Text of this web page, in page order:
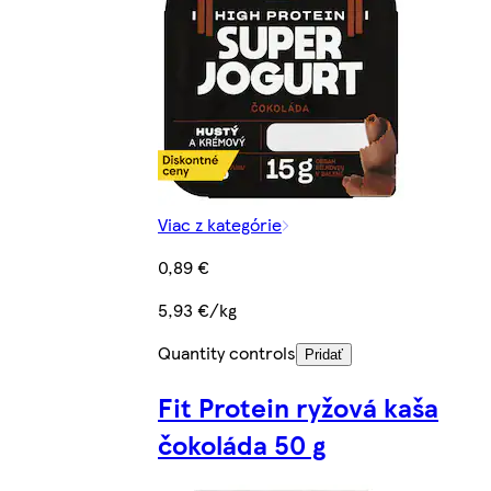
Viac z kategórie
0,89 €
5,93 €/kg
Quantity controls
Pridať
Fit Protein ryžová kaša
čokoláda 50 g